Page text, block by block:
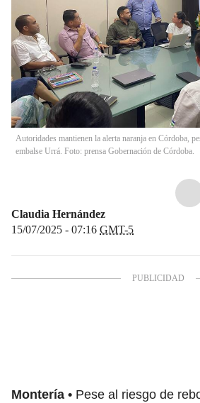
Autoridades mantienen la alerta naranja en Córdoba,
embalse Urrá. Foto: prensa Gobernación de Córdoba.
Claudia Hernández
15/07/2025 - 07:16 GMT-5
Montería Pese al riesgo de